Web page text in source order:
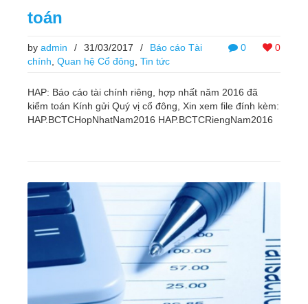
toán
0 0
by admin / 31/03/2017 /
Báo cáo Tài
chính Quan hệ Cổ đông Tin tức
HAP: Báo cáo tài chính riêng, hợp nhất năm 2016 đã
kiểm toán Kính gửi Quý vị cổ đông, Xin xem file đính kèm:
HAP.BCTCHopNhatNam2016 HAP.BCTCRiengNam2016